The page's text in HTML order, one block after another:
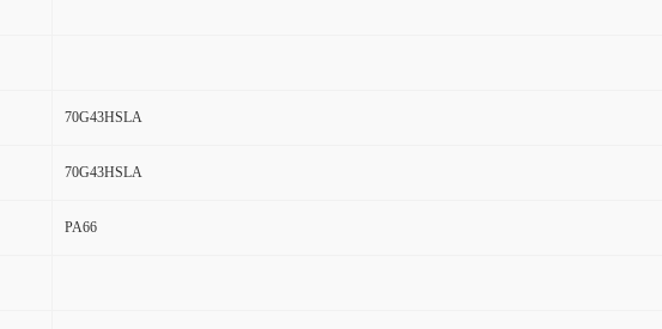
70G43HSLA
70G43HSLA
PA66